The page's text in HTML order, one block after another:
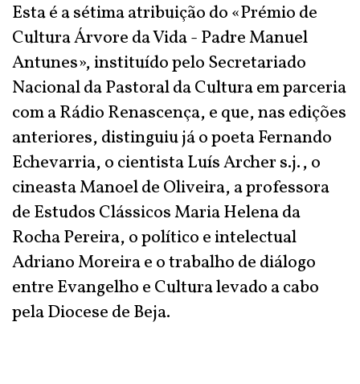
Esta é a sétima atribuição do «Prémio de
Cultura Árvore da Vida - Padre Manuel
Antunes», instituído pelo Secretariado
Nacional da Pastoral da Cultura em parceria
com a Rádio Renascença, e que, nas edições
anteriores, distinguiu já o poeta Fernando
Echevarria, o cientista Luís Archer s.j., o
cineasta Manoel de Oliveira, a professora
de Estudos Clássicos Maria Helena da
Rocha Pereira, o político e intelectual
Adriano Moreira e o trabalho de diálogo
entre Evangelho e Cultura levado a cabo
pela Diocese de Beja.